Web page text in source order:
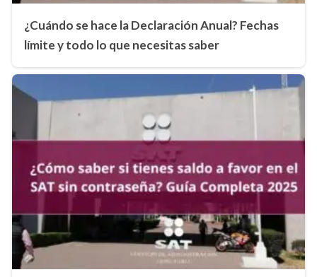
¿Cuándo se hace la Declaración Anual? Fechas
límite y todo lo que necesitas saber